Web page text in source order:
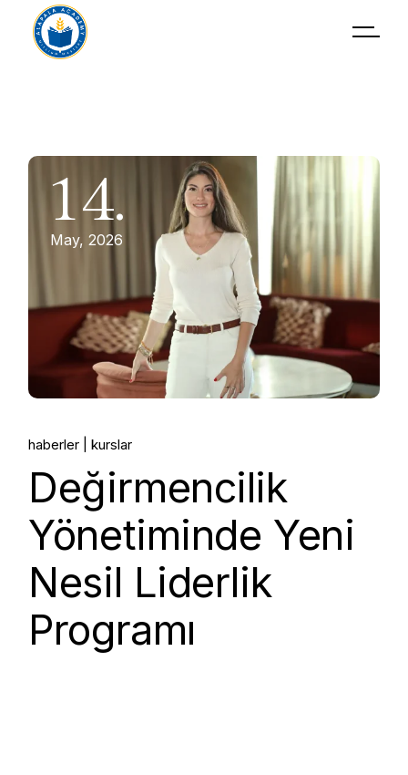
content
14.
May, 2026
haberler kurslar
Değirmencilik
Yönetiminde Yeni
Nesil Liderlik
Programı